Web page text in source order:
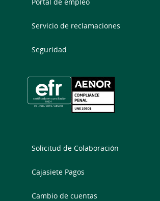
Servicio de reclamaciones
Seguridad
Solicitud de Colaboración
Cajasiete Pagos
Cambio de cuentas